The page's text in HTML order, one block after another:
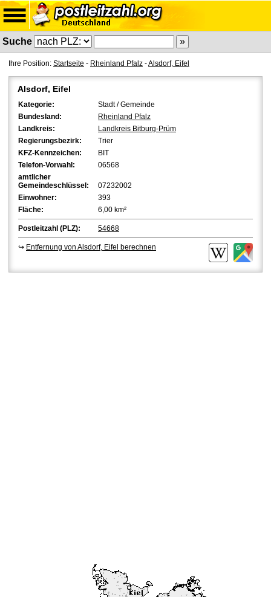
Suche
Ihre Position: Startseite - Rheinland Pfalz -Alsdorf, Eifel
Alsdorf, Eifel
Kategorie:
Stadt / Gemeinde
Bundesland:
Rheinland Pfalz
Landkreis:
Landkreis Bitburg-Prüm
Regierungsbezirk:
Trier
KFZ-Kennzeichen:
BIT
Telefon-Vorwahl:
06568
amtlicher
Gemeindeschlüssel:
07232002
Einwohner:
393
Fläche:
6,00 km²
Postleitzahl (PLZ): 54668
↪ Entfernung von Alsdorf, Eifel berechnen